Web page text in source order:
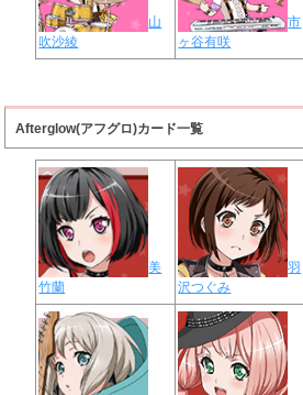
山
吹沙綾
市
ヶ谷有咲
Afterglow(アフグロ)カード一覧
美
竹蘭
羽
沢つぐみ